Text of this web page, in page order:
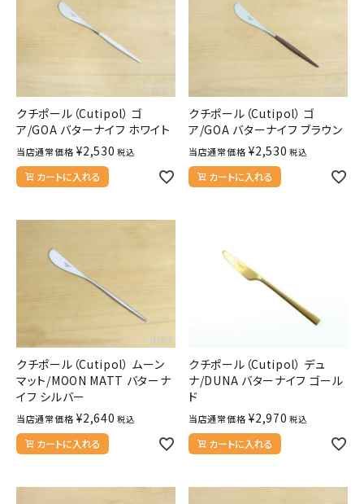
クチポール（Cutipol） ゴ
ア/GOA バターナイフ ホワイト
当店通常価格 ¥2,530 税込
カートに入れる
クチポール（Cutipol） ゴ
ア/GOA バターナイフ ブラウン
当店通常価格 ¥2,530 税込
カートに入れる
クチポール（Cutipol） ムーン
マット/MOON MATT バターナ
イフ シルバー
当店通常価格 ¥2,640 税込
カートに入れる
クチポール（Cutipol） デュ
ナ/DUNA バターナイフ ゴール
ド
当店通常価格 ¥2,970 税込
カートに入れる